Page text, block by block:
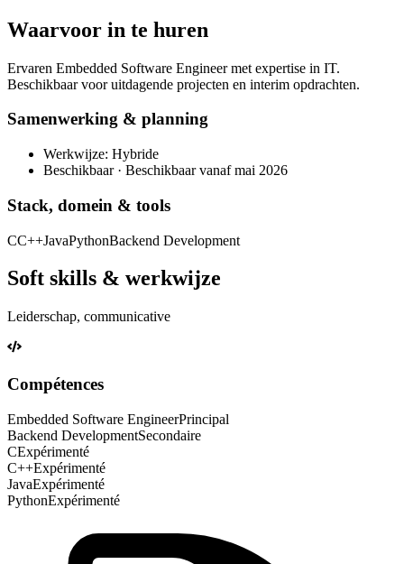
Waarvoor in te huren
Ervaren Embedded Software Engineer met expertise in IT.
Beschikbaar voor uitdagende projecten en interim opdrachten.
Samenwerking & planning
Werkwijze: Hybride
Beschikbaar · Beschikbaar vanaf mai 2026
Stack, domein & tools
CC++JavaPythonBackend Development
Soft skills & werkwijze
Leiderschap, communicative
Compétences
Embedded Software EngineerPrincipal
Backend DevelopmentSecondaire
CExpérimenté
C++Expérimenté
JavaExpérimenté
PythonExpérimenté